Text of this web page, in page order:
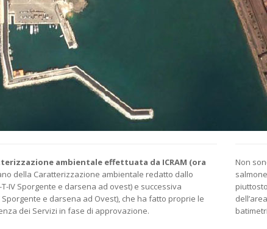
ambientale effettuata da ICRAM (ora
della Caratterizzazione ambientale redatto dallo
T-IV Sporgente e darsena ad ovest) e successiva
Sporgente e darsena ad Ovest), che ha fatto proprie le
dei Servizi in fase di approvazione.
Non